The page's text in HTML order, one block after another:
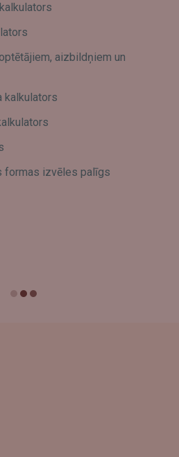
aizbildņiem un
kalkulators
formas izvēles palīgs